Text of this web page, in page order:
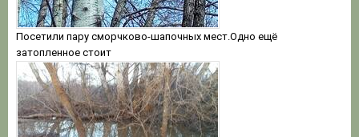
Посетили пару сморчково-шапочных мест.Одно ещё
затопленное стоит